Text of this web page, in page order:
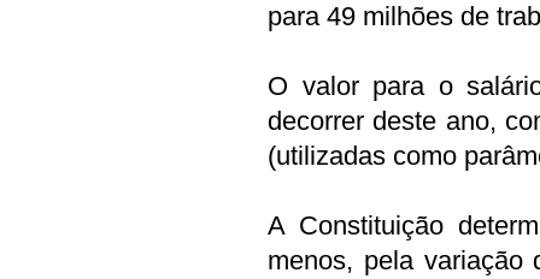
para 49 milhões de
O valor para o
decorrer deste ano,
(utilizadas como
A Constituição
menos, pela variação